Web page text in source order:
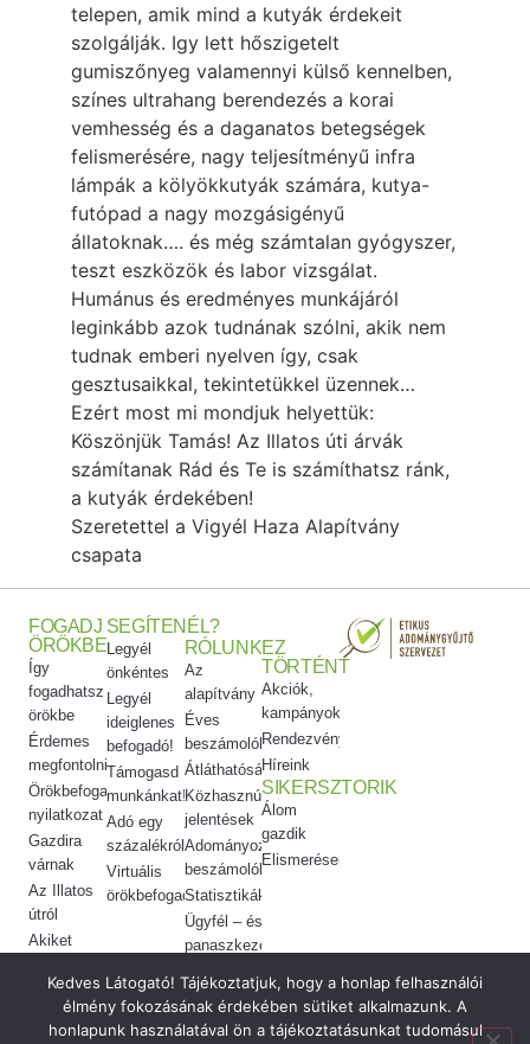
telepen, amik mind a kutyák érdekeit
szolgálják. Igy lett hőszigetelt
gumiszőnyeg valamennyi külső kennelben,
színes ultrahang berendezés a korai
vemhesség és a daganatos betegségek
felismerésére, nagy teljesítményű infra
lámpák a kölyökkutyák számára, kutya-
futópad a nagy mozgásigényű
állatoknak…. és még számtalan gyógyszer,
teszt eszközök és labor vizsgálat.
Humánus és eredményes munkájáról
leginkább azok tudnának szólni, akik nem
tudnak emberi nyelven így, csak
gesztusaikkal, tekintetükkel üzennek…
Ezért most mi mondjuk helyettük:
Köszönjük Tamás! Az Illatos úti árvák
számítanak Rád és Te is számíthatsz ránk,
a kutyák érdekében!
Szeretettel a Vigyél Haza Alapítvány
csapata
FOGADJ
ÖRÖKBE
Így
fogadhatsz
örökbe
Érdemes
megfontolni
Örökbefogadói
nyilatkozat
Gazdira
várnak
Az Illatos
útról
Akiket
adtunk
Meggyógyítottuk
SEGÍTENÉL?
Legyél
önkéntes
Legyél
ideiglenes
befogadó!
Támogasd
munkánkat!
Adó egy
százalékról
Virtuális
örökbefogadás
RÓLUNK
Az
alapítvány
Éves
beszámolók
Átláthatóság
Közhasznúsági
jelentések
Adományozási
beszámolók
Statisztikák
Ügyfél – és
panaszkezelés
Etikai
kódex
EZ
TÖRTÉNT
Akciók,
kampányok
Rendezvényeink
Híreink
SIKERSZTORIK
Álom
gazdik
Elismeréseink
Kedves Látogató! Tájékoztatjuk, hogy a honlap felhasználói
élmény fokozásának érdekében sütiket alkalmazunk. A
honlapunk használatával ön a tájékoztatásunkat tudomásul